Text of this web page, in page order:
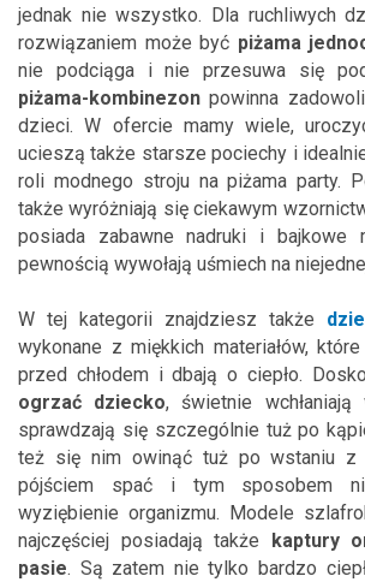
jednak nie wszystko. Dla ruchliwych
rozwiązaniem może być piżama
nie podciąga i nie przesuwa się
piżama-kombinezon powinna
dzieci. W ofercie mamy wiele,
ucieszą także starsze pociechy i
roli modnego stroju na piżama party.
także wyróżniają się ciekawym
posiada zabawne nadruki i bajkowe
pewnością wywołają uśmiech na
W tej kategorii znajdziesz także
wykonane z miękkich materiałów,
przed chłodem i dbają o ciepło.
ogrzać dziecko, świetnie
sprawdzają się szczególnie tuż po
też się nim owinąć tuż po wstaniu z
pójściem spać i tym sposobem
wyziębienie organizmu. Modele
najczęściej posiadają także kaptury
pasie. Są zatem nie tylko bardzo